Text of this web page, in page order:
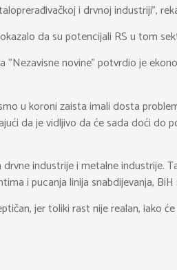
i drvnoj industriji”,
da su potencijali RS u tom
novine” potvrdio je
u koroni zaista imali dosta
da je vidljivo da će sada doći
industrije i metalne industrije.
i pucanja linija snabdijevanja,
jer toliki rast nije realan, iako